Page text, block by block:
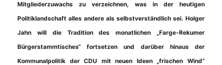
Mitgliederzuwachs zu verzeichnen, was in der heutigen
Politiklandschaft alles andere als selbstverständlich sei. Holger
Jahn will die Tradition des monatlichen „Farge-Rekumer
Bürgerstammtisches“ fortsetzen und darüber hinaus der
Kommunalpolitik der CDU mit neuen Ideen „frischen Wind“